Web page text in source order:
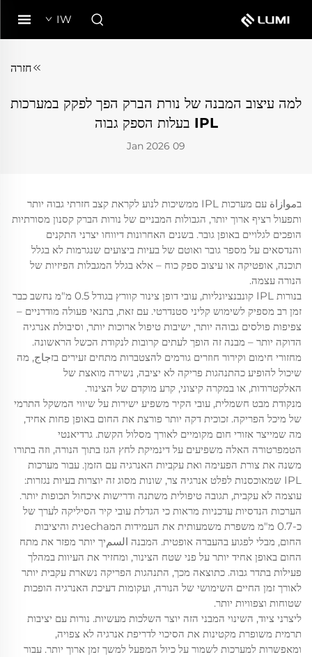
IW
חזרה
למה עיצוב המבנה של נורת הברק הפך לפקק במערכות
IPL בעלות הספק גבוה
09 Jan 2026
בموازاة עם מערכות IPL ממשיכות לנוע לקראת קצב חזרתי גבוה יותר
ותפעול רציף ארוך יותר, הגבולות המבניים של נורות הברק קסנון מסורתיות
הופכים לגלויים באופן גובר. בשנים האחרונות דיווחו יצרני התקנים
והנדסאים על מספר גובר ואוטם של בעיות ביצועים שנגרמות לא בגלל
תוכנה, אופטיקה או עיצוב ספק כוח – אלא בגלל המגבלות הפיזיות של
הנורה עצמה.
בנורות IPL קונבנציונליות, עובי דופן צינור קוורץ בגודל 0.5 מ"מ נחשב כבר
זמן רב מספיק לשימוש קליני סטנדרטי. עם זאת, בתנאי פעולה מודרניים –
צפיפות פולסים גבוהה יותר, ישיבות טיפול ארוכות יותר, וסיבולת אנרגיה
הדוקה יותר – מבנה זה הופך לעתים קרובות לנקודת הכשל הראשונה.
מחזורי חימום וקירור חוזרים גורמים להצטברות מתחים זעירים בזجاج, מה
שיכול להופיע כהתנהגות פריקה לא יציבה, נשירה מואצת של
האלקטרודות, או במקרה קיצוני, קרע מוקדם של הצינור.
מנקודת מבט חשמלית, עובי הקיר משפיע ישירות על שיווי המשקל התרמי
של מיכל הפריקה. זכוכית דקה יותר פורצת את החום באופן פחות אחיד,
מה שמייצר אזורי חום מקומיים לאורך מסלול הקשת. גרדיאנטי
הטמפרטורה האלה משפיעים על דינמיקת לחץ הגז בתוך הנורה, וזה בתורו
משנה את צורת הפעימה ואת עקביות האנרגיה עם הזמן. עבור מערכות
IPL שמאוכסנות לפלט אנרגיה צר, שונות מסוג זה יוצרות בעיות נגזרות:
עוצמה לא עקבית, תגובה טיפולית משתנה ודרישות איכחול תכופות יותר.
הערכות הנדסיות עדכניות מראות כי הגדלת עובי קיר הסיליקה לערך של
כ-0.7 מ"מ משפרת משמעותית את העמידות המechaנית והיציבות
החום, מבלי לפגוע בהעברה אופטית. המבנה السمיך יותר מפזר את מתח
החום באופן אחיד יותר על פני שטח הצינור, ומחזיר את העיוות במהלך
פעילות בתדר גבוה. כתוצאה מכך, התנהגות הפריקה נשארת עקבית יותר
לאורך זמן החיים השימושי של הנורה, ועקומות דעיכת האנרגיה הופכות
שטוחות וצפוויות יותר.
ליצרני ציוד, השינוי המבני הזה יוצר השלכות מעשיות. נורות עם יציבות
תרמית משופרת מקטינות את הסיכוי לדריפת אנרגיה לא צפויה,
ומאפשרות למערכות לשמור על כיול המפעל למשך זמן ארוך יותר. עבור